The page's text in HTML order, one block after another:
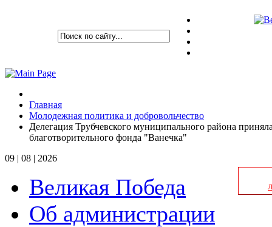
Главная
Молодежная политика и добровольчество
Делегация Трубчевского муниципального района
благотворительного фонда "Ванечка"
09 | 08 | 2026
Великая Победа
Об администрации